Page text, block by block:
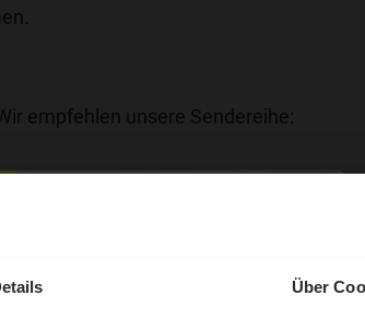
Über
empfehlen unsere Sendereihe: